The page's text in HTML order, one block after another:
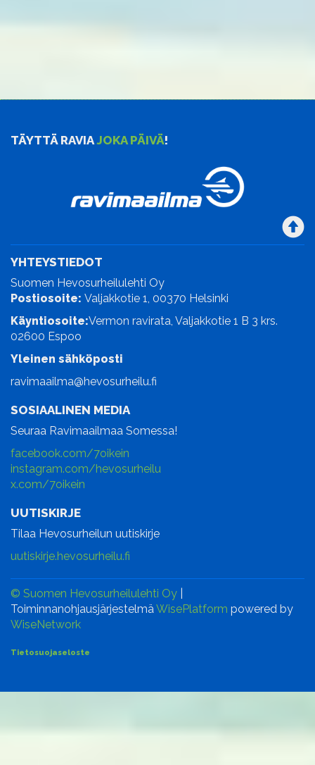
TÄYTTÄ RAVIAJOKA PÄIVÄ!
YHTEYSTIEDOT
Suomen Hevosurheilulehti Oy
Postiosoite: Valjakkotie 1, 00370 Helsinki
Käyntiosoite:Vermon ravirata, Valjakkotie 1 B 3 krs.
02600 Espoo
Yleinen sähköposti
ravimaailma@hevosurheilu.fi
SOSIAALINEN MEDIA
Seuraa Ravimaailmaa Somessa!
facebook.com/7oikein
instagram.com/hevosurheilu
x.com/7oikein
UUTISKIRJE
Tilaa Hevosurheilun uutiskirje
uutiskirje.hevosurheilu.fi
© Suomen Hevosurheilulehti Oy
ToiminnanohjausjärjestelmäWisePlatform powered by
WiseNetwork
Tietosuojaseloste